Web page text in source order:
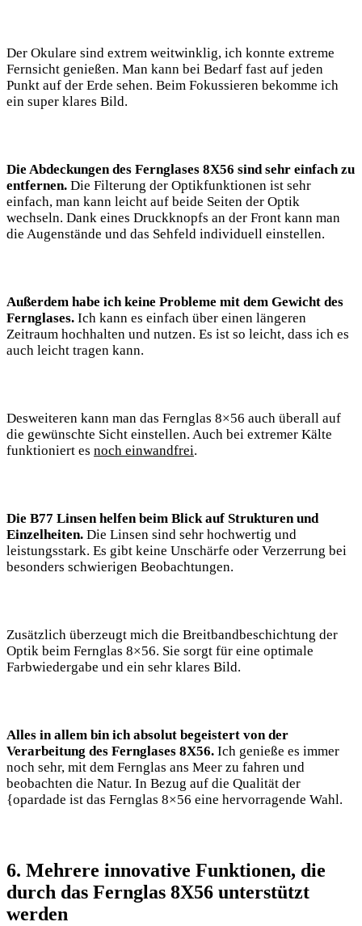
Der Okulare sind extrem weitwinklig, ich konnte extreme
Fernsicht genießen. Man kann bei Bedarf fast auf jeden
Punkt auf der Erde sehen. Beim Fokussieren bekomme ich
ein super klares Bild.
Die Abdeckungen des Fernglases 8X56 sind sehr einfach zu
entfernen. Die Filterung der Optikfunktionen ist sehr
einfach, man kann leicht auf beide Seiten der Optik
wechseln. Dank eines Druckknopfs an der Front kann man
die Augenstände und das Sehfeld individuell einstellen.
Außerdem habe ich keine Probleme mit dem Gewicht des
Fernglases. Ich kann es einfach über einen längeren
Zeitraum hochhalten und nutzen. Es ist so leicht, dass ich es
auch leicht tragen kann.
Desweiteren kann man das Fernglas 8×56 auch überall auf
die gewünschte Sicht einstellen. Auch bei extremer Kälte
funktioniert es noch einwandfrei.
Die B77 Linsen helfen beim Blick auf Strukturen und
Einzelheiten. Die Linsen sind sehr hochwertig und
leistungsstark. Es gibt keine Unschärfe oder Verzerrung bei
besonders schwierigen Beobachtungen.
Zusätzlich überzeugt mich die Breitbandbeschichtung der
Optik beim Fernglas 8×56. Sie sorgt für eine optimale
Farbwiedergabe und ein sehr klares Bild.
Alles in allem bin ich absolut begeistert von der
Verarbeitung des Fernglases 8X56. Ich genieße es immer
noch sehr, mit dem Fernglas ans Meer zu fahren und
beobachten die Natur. In Bezug auf die Qualität der
{opardade ist das Fernglas 8×56 eine hervorragende Wahl.
6. Mehrere innovative Funktionen, die
durch das Fernglas 8X56 unterstützt
werden